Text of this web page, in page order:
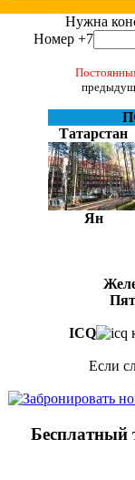
Нужна
Номер +7
Татарстан
Ян
ICQ
Если
Бесплатный